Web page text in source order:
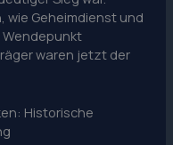
wie Geheimdienst und
waren jetzt der
Historische